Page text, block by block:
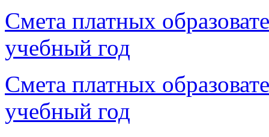
Смета платных
учебный год
Смета платных
учебный год